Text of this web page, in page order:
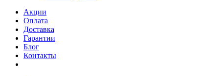
Акции
Оплата
Доставка
Гарантии
Блог
Контакты